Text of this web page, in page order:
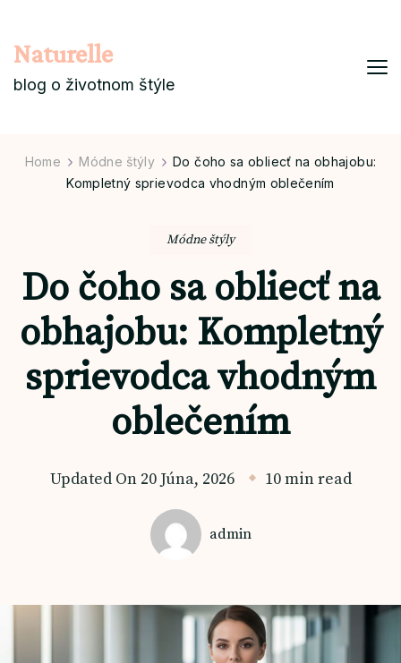
Naturelle
blog o životnom štýle
Home Módne štýly
Do čoho sa obliecť na obhajobu:
Kompletný sprievodca vhodným oblečením
Módne štýly
Do čoho sa obliecť na
obhajobu: Kompletný
sprievodca vhodným
oblečením
Updated On 20 Júna, 2026 10 min read
admin